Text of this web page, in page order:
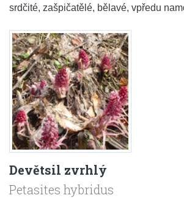
srdčité, zašpičatělé, bělavé, vpředu
Devětsil zvrhlý
Petasites hybridus